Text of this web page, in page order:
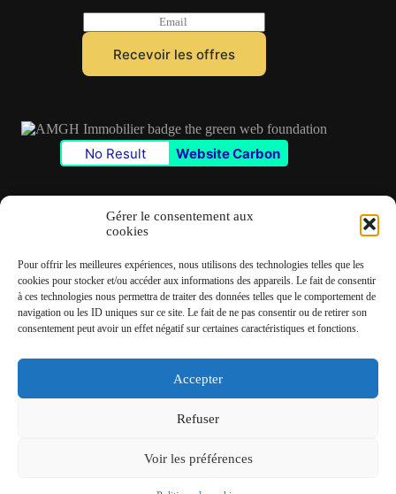
Gérer le consentement aux
cookies
Pour offrir les meilleures expériences, nous utilisons des technologies telles que les
cookies pour stocker et/ou accéder aux informations des appareils. Le fait de consentir
à ces technologies nous permettra de traiter des données telles que le comportement de
navigation ou les ID uniques sur ce site. Le fait de ne pas consentir ou de retirer son
consentement peut avoir un effet négatif sur certaines caractéristiques et fonctions.
Accepter
Refuser
Voir les préférences
m
l
Recevoir les offres
No Result Website Carbon
✆06 22 39 73 24
✉contact@amgh-immobilier.com
Copyright © 2026 - André Machado Gonzalez Immobilier